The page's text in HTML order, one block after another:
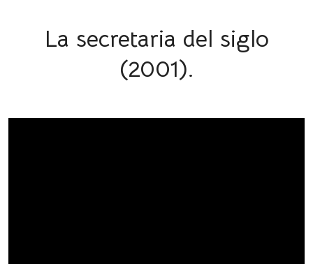
La secretaria del siglo
(2001).